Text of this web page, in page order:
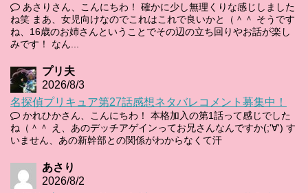
あさりさん、こんにちわ！ 確かに少し無理くりな感じしました
ね笑 まあ、女児向けなのでこれはこれで良いかと（＾＾ そうです
ね、16歳のお姉さんということでその辺の立ち回りやお話が楽し
みです！ なん...
プリ夫
2026/8/3
名探偵プリキュア第27話感想ネタバレコメント募集中！
かれひかさん、こんにちわ！ 本格加入の第1話って感じでした
ね（＾＾ え、あのデッチアゲインってお兄さんなんですか(;'∀') す
いません、あの新幹部との関係がわからなくて汗
あさり
2026/8/2